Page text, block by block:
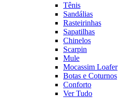
Tênis
Sandálias
Rasteirinhas
Sapatilhas
Chinelos
Scarpin
Mule
Mocassim Loafer
Botas e Coturnos
Conforto
Ver Tudo